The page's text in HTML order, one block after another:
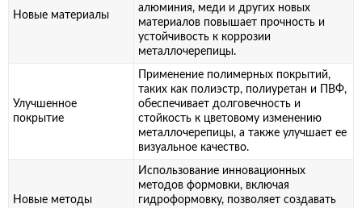
Новые материалы
алюминия, меди и других новых
материалов повышает прочность и
устойчивость к коррозии
металлочерепицы.
Улучшенное
покрытие
Применение полимерных покрытий,
таких как полиэстр, полиуретан и ПВФ,
обеспечивает долговечность и
стойкость к цветовому изменению
металлочерепицы, а также улучшает ее
визуальное качество.
Новые методы
Использование инновационных
методов формовки, включая
гидроформовку, позволяет создавать